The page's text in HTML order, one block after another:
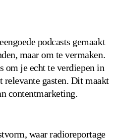
podcasts gemaakt
maar om te vermaken.
om je echt te verdiepen in
relevante gasten. Dit maakt
contentmarketing.
waar radioreportage